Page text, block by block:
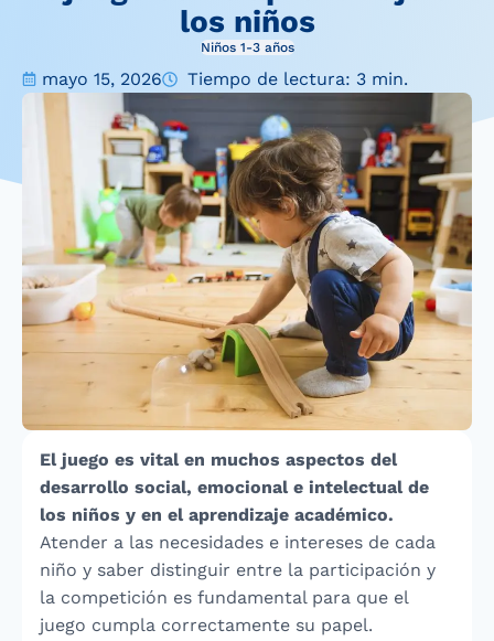
los niños
Niños 1-3 años
mayo 15, 2026 Tiempo de lectura: 3 min.
El juego es vital en muchos aspectos del
desarrollo social, emocional e intelectual de
los niños y en el aprendizaje académico.
Atender a las necesidades e intereses de cada
niño y saber distinguir entre la participación y
la competición es fundamental para que el
juego cumpla correctamente su papel.